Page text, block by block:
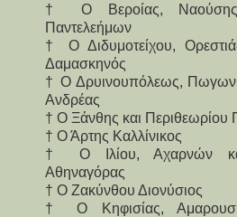
† Ο Βεροίας, Ναούσης
Παντελεήμων
† Ο Διδυμοτείχου,
Δαμασκηνός
† Ο Δρυινουπόλεως,
Ανδρέας
† Ο Ξάνθης και Περιθεωρίου
† Ο Άρτης Καλλίνικος
† Ο Ιλίου, Αχαρνών
Αθηναγόρας
† Ο Ζακύνθου Διονύσιος
† Ο Κηφισίας,